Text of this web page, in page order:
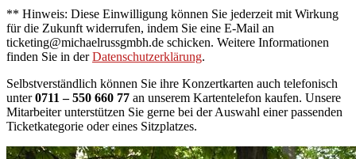
** Hinweis: Diese Einwilligung können Sie jederzeit mit Wirkung
für die Zukunft widerrufen, indem Sie eine E-Mail an
ticketing@michaelrussgmbh.de schicken. Weitere Informationen
finden Sie in derDatenschutzerklärung.
Selbstverständlich können Sie ihre Konzertkarten auch telefonisch
unter0711 – 550 660 77 an unserem Kartentelefon kaufen. Unsere
Mitarbeiter unterstützen Sie gerne bei der Auswahl einer passenden
Ticketkategorie oder eines Sitzplatzes.